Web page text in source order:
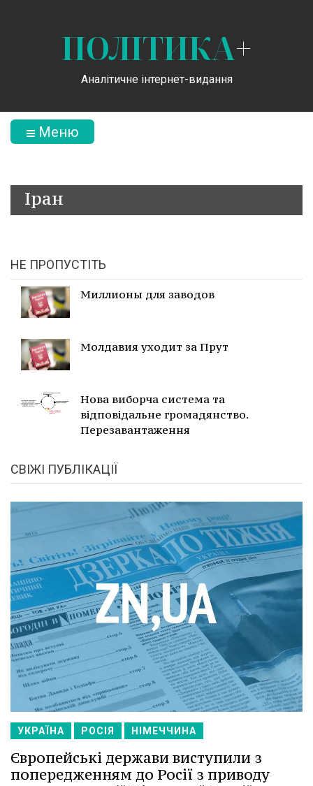
ПОЛІТИКА+
Аналітичне інтернет-видання
Меню
Іран
НЕ ПРОПУСТІТЬ
Миллионы для заводов
Молдавия уходит за Прут
Нова виборча система та
відповідальне громадянство.
Перезавантаження
СВІЖІ ПУБЛІКАЦІЇ
УКРАЇНА РОСІЯ НІМЕЧЧИНА
Європейські держави виступили з
попередженням до Росії з приводу